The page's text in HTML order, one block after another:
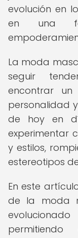
evolución en
en una
La moda
seguir
encontrar
personalidad
de hoy en
experimentar
y estilos,
estereotipos
En este
de la moda